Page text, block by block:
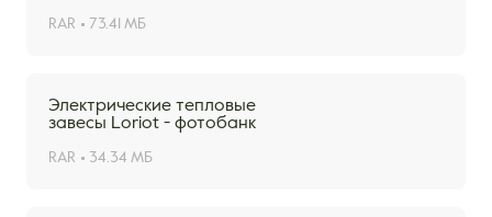
RAR 73.41 МБ
Электрические тепловые
завесы Loriot - фотобанк
RAR 34.34 МБ